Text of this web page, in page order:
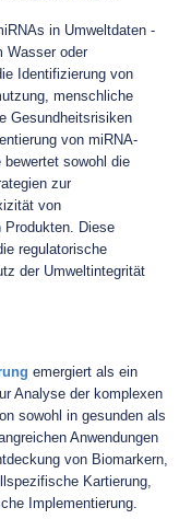
in Umweltdaten -
Wasser oder
Identifizierung von
menschliche
Gesundheitsrisiken
von miRNA-
sowohl die
zur
von
Produkten. Diese
regulatorische
der Umweltintegrität
emergiert als ein
Analyse der komplexen
sowohl in gesunden als
Anwendungen
von Biomarkern,
Kartierung,
Implementierung.